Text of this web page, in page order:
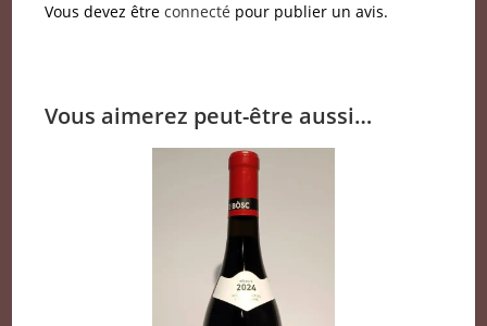
Vous devez êtreconnecté pour publier un avis.
Vous aimerez peut-être aussi…